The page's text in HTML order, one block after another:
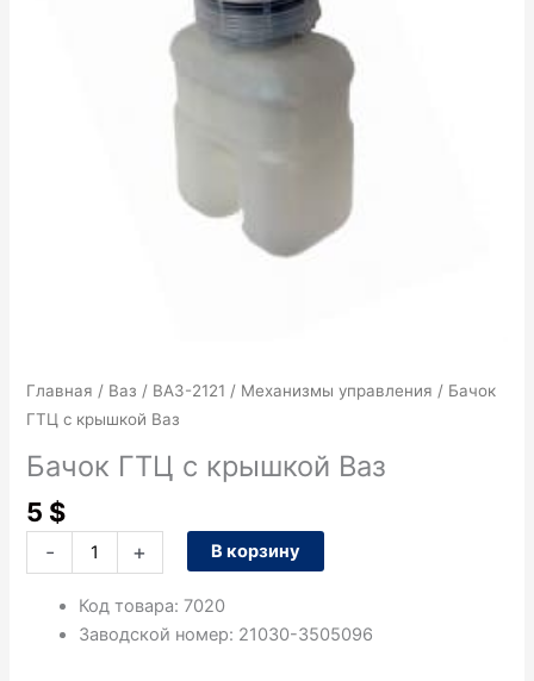
Главная / Ваз / ВАЗ-2121 / Механизмы управления / Бачок
ГТЦ с крышкой Ваз
Бачок ГТЦ с крышкой Ваз
5 $
- + В корзину
Код товара: 7020
Заводской номер: 21030-3505096